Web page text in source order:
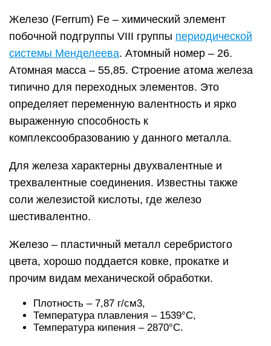
Железо (Ferrum) Fe – химический элемент
побочной подгруппы VIII группы периодической
системы Менделеева. Атомный номер – 26.
Атомная масса – 55,85. Строение атома железа
типично для переходных элементов. Это
определяет переменную валентность и ярко
выраженную способность к
комплексообразованию у данного металла.
Для железа характерны двухвалентные и
трехвалентные соединения. Известны также
соли железистой кислоты, где железо
шестивалентно.
Железо – пластичный металл серебристого
цвета, хорошо поддается ковке, прокатке и
прочим видам механической обработки.
Плотность – 7,87 г/см3,
Температура плавления – 1539°С,
Температура кипения – 2870°С.